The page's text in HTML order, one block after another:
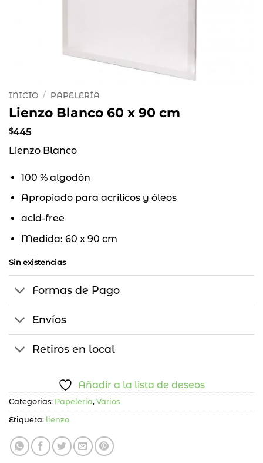
INICIO / PAPELERÍA
Lienzo Blanco 60 x 90 cm
$445
Lienzo Blanco
100 % algodón
Apropiado para acrílicos y óleos
acid-free
Medida: 60 x 90 cm
Sin existencias
Formas de Pago
Envíos
Retiros en local
Añadir a la lista de deseos
Categorías: Papelería, Varios
Etiqueta: lienzo